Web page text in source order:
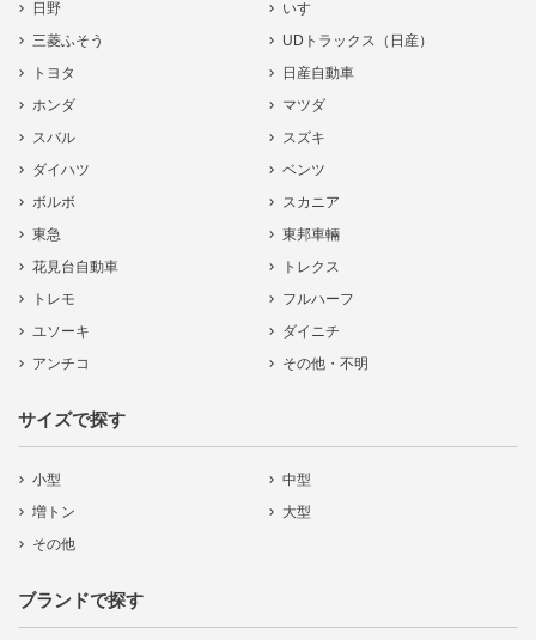
日野
いすゞ
三菱ふそう
UDトラックス（日産）
トヨタ
日産自動車
ホンダ
マツダ
スバル
スズキ
ダイハツ
ベンツ
ボルボ
スカニア
東急
東邦車輛
花見台自動車
トレクス
トレモ
フルハーフ
ユソーキ
ダイニチ
アンチコ
その他・不明
サイズで探す
小型
中型
増トン
大型
その他
ブランドで探す